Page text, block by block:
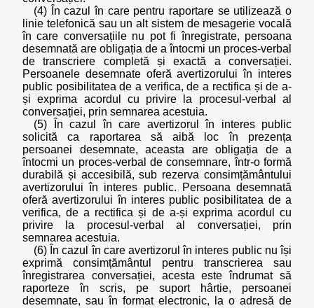
(4) În cazul în care pentru raportare se utilizează o
linie telefonică sau un alt sistem de mesagerie vocală
în care conversațiile nu pot fi înregistrate, persoana
desemnată are obligația de a întocmi un proces-verbal
de transcriere completă și exactă a conversației.
Persoanele desemnate oferă avertizorului în interes
public posibilitatea de a verifica, de a rectifica și de a-
și exprima acordul cu privire la procesul-verbal al
conversației, prin semnarea acestuia.
(5) În cazul în care avertizorul în interes public
solicită ca raportarea să aibă loc în prezența
persoanei desemnate, aceasta are obligația de a
întocmi un proces-verbal de consemnare, într-o formă
durabilă și accesibilă, sub rezerva consimțământului
avertizorului în interes public. Persoana desemnată
oferă avertizorului în interes public posibilitatea de a
verifica, de a rectifica și de a-și exprima acordul cu
privire la procesul-verbal al conversației, prin
semnarea acestuia.
(6) În cazul în care avertizorul în interes public nu își
exprimă consimțământul pentru transcrierea sau
înregistrarea conversației, acesta este îndrumat să
raporteze în scris, pe suport hârtie, persoanei
desemnate, sau în format electronic, la o adresă de